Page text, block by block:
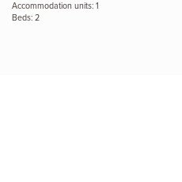
Accommodation units: 1
Beds: 2